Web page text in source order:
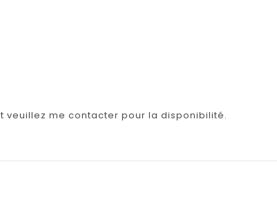
veuillez me contacter pour la disponibilité.